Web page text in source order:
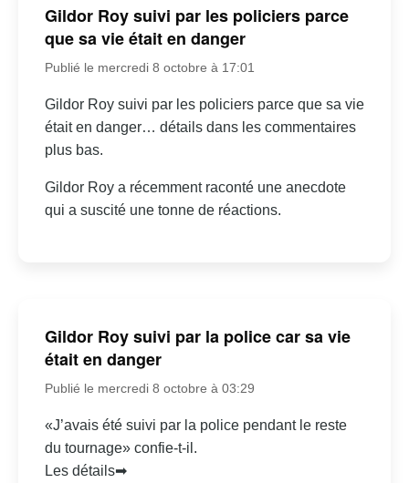
Gildor Roy suivi par les policiers parce
que sa vie était en danger
Publié le mercredi 8 octobre à 17:01
Gildor Roy suivi par les policiers parce que sa vie
était en danger… détails dans les commentaires
plus bas.
Gildor Roy a récemment raconté une anecdote
qui a suscité une tonne de réactions.
Gildor Roy suivi par la police car sa vie
était en danger
Publié le mercredi 8 octobre à 03:29
«J’avais été suivi par la police pendant le reste
du tournage» confie-t-il.
Les détails➡